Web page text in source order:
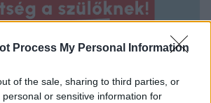
Process My Personal Information
of the sale, sharing to third parties, or
or sensitive information for